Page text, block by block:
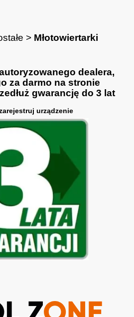
> Młotowiertarki
dealera,
za darmo na stronie
gwarancję do 3 lat
urządzenie